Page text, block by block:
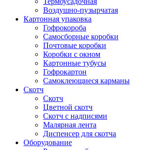
Воздушно-пузырчатая
Картонная упаковка
Гофрокороба
Самосборные коробки
Почтовые коробки
Коробки с окном
Картонные тубусы
Гофрокартон
Самоклеющиеся карманы
Скотч
Скотч
Цветной скотч
Скотч с надписями
Малярная лента
Диспенсер для скотча
Оборудование